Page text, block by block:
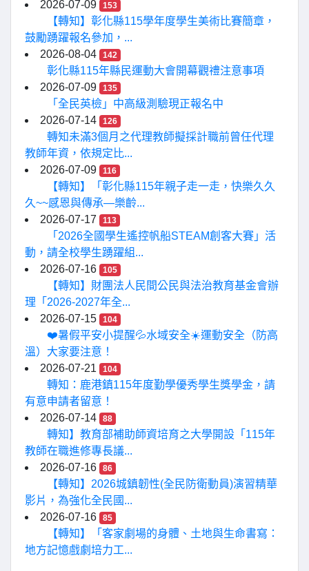
2026-07-09 153
【轉知】彰化縣115學年度學生美術比賽簡章，
鼓勵踴躍報名參加，...
2026-08-04
142
彰化縣115年縣民運動大會開幕觀禮注意事項
2026-07-09
135
「全民英檢」中高級測驗現正報名中
2026-07-14
126
轉知未滿3個月之代理教師擬採計職前曾任代理
教師年資，依規定比...
2026-07-09
116
【轉知】「彰化縣115年親子走一走，快樂久久
久~~感恩與傳承—樂齡...
2026-07-17
113
「2026全國學生遙控帆船STEAM創客大賽」活
動，請全校學生踴躍組...
2026-07-16
105
【轉知】財團法人民間公民與法治教育基金會辦
理「2026-2027年全...
2026-07-15
104
❤️暑假平安小提醒💦水域安全☀️運動安全（防高
溫）大家要注意！
2026-07-21
104
轉知：鹿港鎮115年度勤學優秀學生獎學金，請
有意申請者留意！
2026-07-14
88
轉知】教育部補助師資培育之大學開設「115年
教師在職進修專長議...
2026-07-16
86
【轉知】2026城鎮韌性(全民防衛動員)演習精華
影片，為強化全民國...
2026-07-16
85
【轉知】「客家劇場的身體、土地與生命書寫：
地方記憶戲劇培力工...